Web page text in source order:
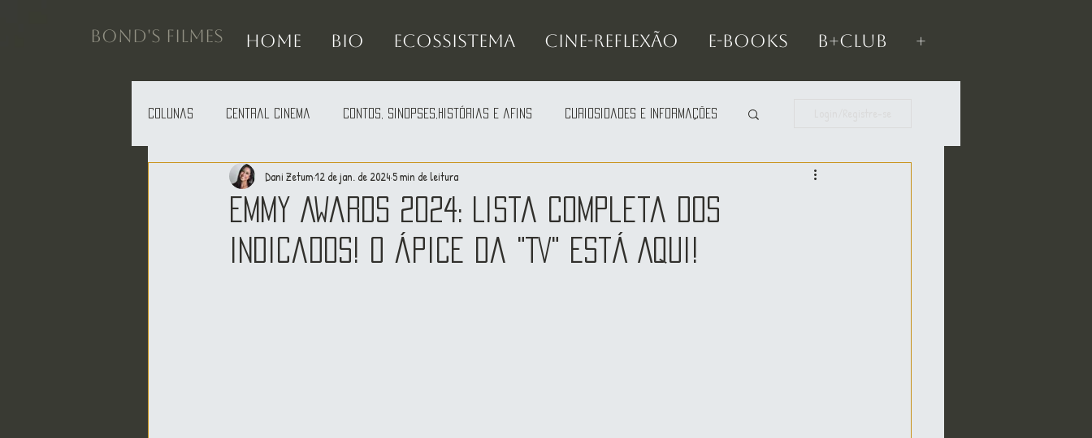
BOND'S FILMES HOME BIO Ecossistema Cine-Reflexão e-books B+Club +
Colunas Central Cinema Contos, Sinopses,Histórias e afins Curiosidades e Informações
Emmy Awards 2024: Lista completa dos
indicados! O Ápice da "TV" Está Aqui!
Dani Zetum12 de jan. de 20245 min de leitura